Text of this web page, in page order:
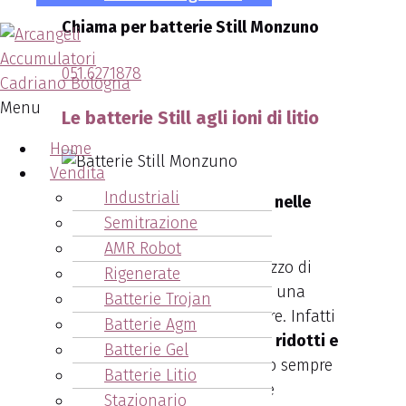
Menu
Home
Vendita
Industriali
Semitrazione
AMR Robot
Rigenerate
Batterie Trojan
Batterie Agm
Batterie Gel
Batterie Litio
Stazionario
Chiama per batterie Still Monzuno
051.6271878
Le batterie Still agli ioni di litio
La potenza degli ioni di litio nelle
Batterie Still Monzuno.
I principali vantaggi nell’utilizzo di
batterie agli ioni di litio sono una
efficienza energetica superiore. Infatti
il loro utilizzo favoriscecosti ridotti e
minori emissioni, garantendo sempre
il costante flusso di energia e